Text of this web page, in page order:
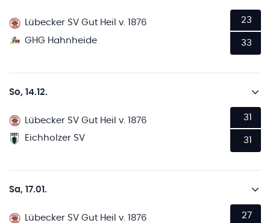
Lübecker SV Gut Heil v. 1876
GHG Hahnheide
23
33
So, 14.12.
Lübecker SV Gut Heil v. 1876
Eichholzer SV
31
31
Sa, 17.01.
Lübecker SV Gut Heil v. 1876
27